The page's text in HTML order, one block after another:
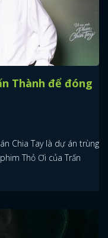
Thành để đóng
Chia Tay là dự án trùng
Thỏ Ơi của Trấn